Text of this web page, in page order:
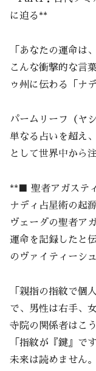
に迫る**
「あなたの運命
こんな衝撃的な言
ゥ州に伝わる「ナ
パームリーフ（ヤ
単なる占いを超え
として世界中から
**■ 聖者アガステ
ナディ占星術の起
ヴェーダの聖者ア
運命を記録したと
のヴァイティーシ
「親指の指紋で個
で、男性は右手、
寺院の関係者はこう
「指紋が『鍵』で
未来は読めません